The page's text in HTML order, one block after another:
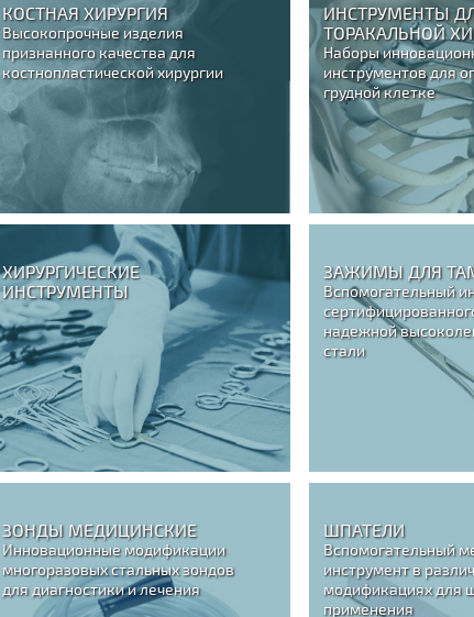
КОСТНАЯ ХИРУРГИЯ
Высокопрочные изделия
признанного качества для
костнопластической хирургии
ИНСТРУМЕНТЫ
ТОРАКАЛЬНОЙ
Наборы
инструментов для
грудной клетке
ХИРУРГИЧЕСКИЕ
ИНСТРУМЕНТЫ
ЗАЖИМЫ ДЛЯ
Вспомогательный
надежной
стали
ЗОНДЫ МЕДИЦИНСКИЕ
Инновационные модификации
многоразовых стальных зондов
для диагностики и лечения
ШПАТЕЛИ
Вспомогательный
инструмент в
модификациях для
применения